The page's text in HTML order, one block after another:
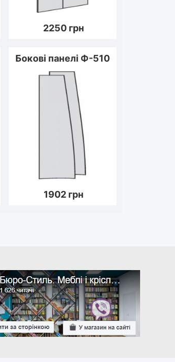
2250 грн
Бокові панелі Ф-510
1902 грн